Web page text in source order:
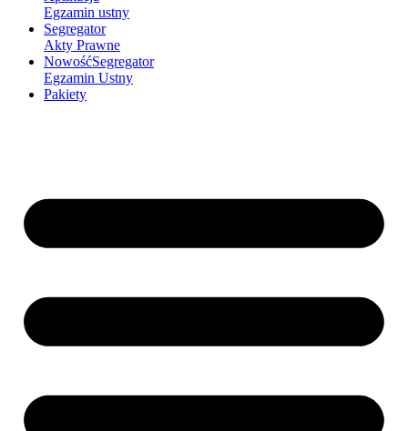
Egzamin ustny
Segregator
Akty Prawne
NowośćSegregator
Egzamin Ustny
Pakiety